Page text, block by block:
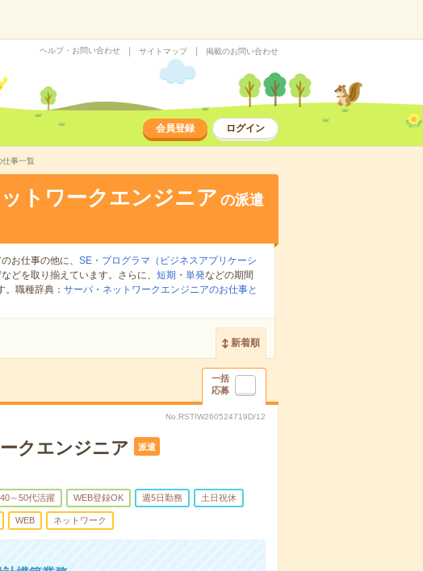
ヘルプ・お問い合わせ サイトマップ 掲載のお問い合わせ
会員登録 ログイン
仕事一覧
トワークエンジニア の派遣
お仕事の他に、 SE・プログラマ（ビジネスアプリケーシ
などを取り揃えています。さらに、 短期 ・ 単発などの期間
職種辞典： サーバ・ネットワークエンジニアのお仕事と
新着順
一括
応募
No.RSTIW260524719D/12
クエンジニア 派遣
40～50代活躍 WEB登録OK 週5日勤務 土日祝休
WEB ネットワーク